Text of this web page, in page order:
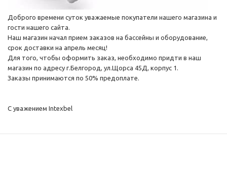
Доброго времени суток уважаемые покупатели нашего магазина и
гости нашего сайта.
Наш магазин начал прием заказов на бассейны и оборудование,
срок доставки на апрель месяц!
Для того, чтобы оформить заказ, необходимо придти в наш
магазин по адресу г.Белгород, ул.Щорса 45Д, корпус 1.
Заказы принимаются по 50% предоплате.
С уважением Intexbel